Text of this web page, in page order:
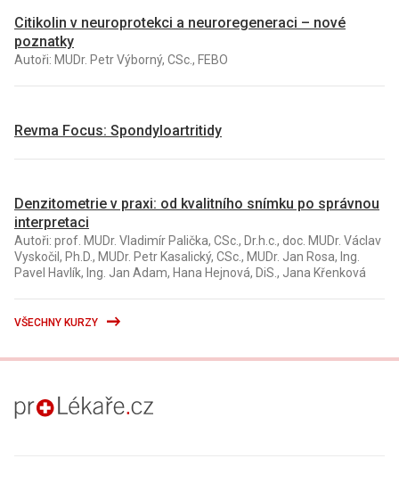
Citikolin v neuroprotekci a neuroregeneraci – nové
poznatky
Autoři: MUDr. Petr Výborný, CSc., FEBO
Revma Focus: Spondyloartritidy
Denzitometrie v praxi: od kvalitního snímku po správnou
interpretaci
Autoři: prof. MUDr. Vladimír Palička, CSc., Dr.h.c., doc. MUDr. Václav
Vyskočil, Ph.D., MUDr. Petr Kasalický, CSc., MUDr. Jan Rosa, Ing.
Pavel Havlík, Ing. Jan Adam, Hana Hejnová, DiS., Jana Křenková
VŠECHNY KURZY
proLékaře.cz